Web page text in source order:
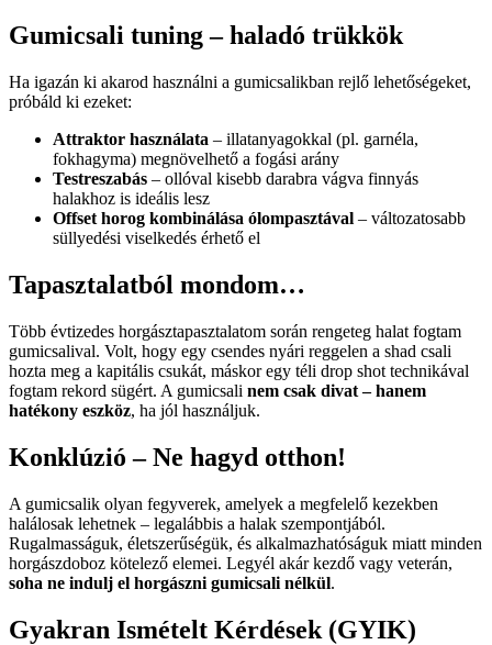
Gumicsali tuning – haladó trükkök
Ha igazán ki akarod használni a gumicsalikban rejlő lehetőségeket,
próbáld ki ezeket:
Attraktor használata – illatanyagokkal (pl. garnéla,
fokhagyma) megnövelhető a fogási arány
Testreszabás – ollóval kisebb darabra vágva finnyás
halakhoz is ideális lesz
Offset horog kombinálása ólompasztával – változatosabb
süllyedési viselkedés érhető el
Tapasztalatból mondom…
Több évtizedes horgásztapasztalatom során rengeteg halat fogtam
gumicsalival. Volt, hogy egy csendes nyári reggelen a shad csali
hozta meg a kapitális csukát, máskor egy téli drop shot technikával
fogtam rekord sügért. A gumicsali nem csak divat – hanem
hatékony eszköz, ha jól használjuk.
Konklúzió – Ne hagyd otthon!
A gumicsalik olyan fegyverek, amelyek a megfelelő kezekben
halálosak lehetnek – legalábbis a halak szempontjából.
Rugalmasságuk, életszerűségük, és alkalmazhatóságuk miatt minden
horgászdoboz kötelező elemei. Legyél akár kezdő vagy veterán,
soha ne indulj el horgászni gumicsali nélkül.
Gyakran Ismételt Kérdések (GYIK)